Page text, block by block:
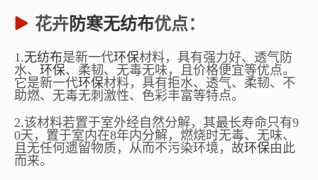
花卉防寒无纺布优点：
1.无纺布是新一代环保材料，具有强力好、透气防
水、 环保、柔韧、无毒无味，且价格便宜等优点。
它是新一代环保材料，具有拒水、透气、柔韧、不
助燃、无毒无刺激性、色彩丰富等特点。
2.该材料若置于室外经自然分解，其最长寿命只有9
0天，置于室内在8年内分解，燃烧时无毒、无味、
且无任何遗留物质，从而不污染环境，故环保由此
而来。